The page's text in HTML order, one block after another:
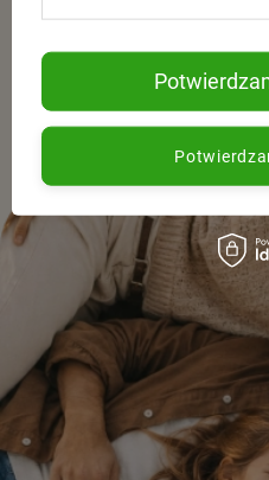
promocjach, nowościach
naturalnej pielęgnacjii